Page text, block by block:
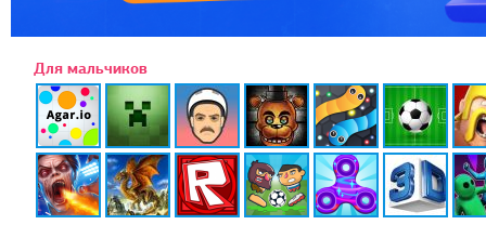
Для мальчиков